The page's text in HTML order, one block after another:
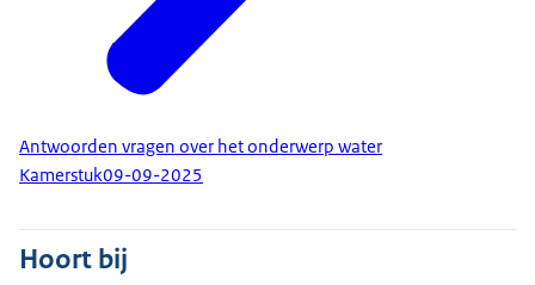
Antwoorden vragen over het onderwerp water
Kamerstuk09-09-2025
Hoort bij